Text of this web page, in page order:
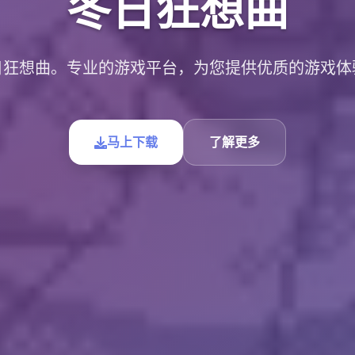
想曲。专业的游戏平台，为您提供优质的游戏
马上下载 了解更多